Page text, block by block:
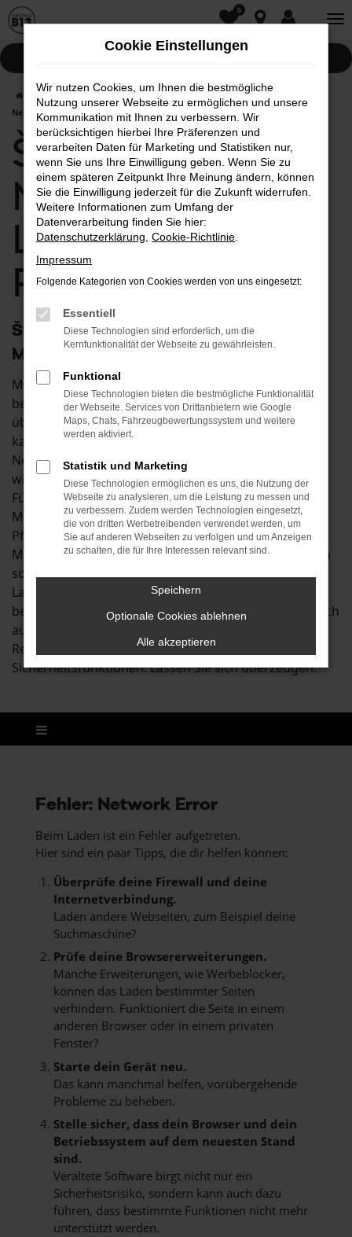
Zum
0
Pfaffenhofen
Neuwagen mit Lieferservice nach Pfaffenhofen
Škoda Kamiq
Neuwagen mit
Lieferservice nach
Pfaffenhofen
Škoda Kamiq Neuwagen: First Class
Mobilität in Pfaffenhofen
Mit einem Škoda Kamiq Neuwagen in Pfaffenhofen
befinden Sie sich in der ersten Liga der
überzeugenden Fahrzeuge. In seiner Klasse existiert
kaum ein anderes Modell, dass dem Škoda Kamiq
Neuwagen das Wasser reichen könnte. Untermauert
wird dies durch exzellente Testergebnisse und eine
Fülle an attraktiven Extras. Insbesondere die aktuelle
Modellgeneration scheint wie geschaffen für
Pfaffenhofen und Umgebung. Dank effizienter
Motoren beherrschen Sie im Škoda Kamiq Neuwagen
sowohl den Stadtverkehr als auch Fahrten auf der
Landstraße und profitieren zudem vom üppig
bemessenen Stauraum. Des Weiteren erfreuen Sie sich
auf Fahrten rund um Pfaffenhofen an einer ganzen
Reihe von Extras, Assistenzsystemen und
Sicherheitsfunktionen. Lassen Sie sich überzeugen.
Fehler: Network Error
Beim Laden ist ein Fehler aufgetreten.
Hier sind ein paar Tipps, die dir helfen können:
Überprüfe deine Firewall und deine
Internetverbindung.
Laden andere Webseiten, zum Beispiel deine
Suchmaschine?
Prüfe deine Browsererweiterungen.
Manche Erweiterungen, wie Werbeblocker,
können das Laden bestimmter Seiten
verhindern. Funktioniert die Seite in einem
anderen Browser oder in einem privaten
Fenster?
Starte dein Gerät neu.
Das kann manchmal helfen, vorübergehende
Probleme zu beheben.
Stelle sicher, dass dein Browser und dein
Betriebssystem auf dem neuesten Stand
sind.
Veraltete Software birgt nicht nur ein
Sicherheitsrisiko, sondern kann auch dazu
führen, dass bestimmte Funktionen nicht mehr
unterstützt werden.
Cookie Einstellungen
Wir nutzen Cookies, um Ihnen die bestmögliche
Nutzung unserer Webseite zu ermöglichen und unsere
Kommunikation mit Ihnen zu verbessern. Wir
berücksichtigen hierbei Ihre Präferenzen und
verarbeiten Daten für Marketing und Statistiken nur,
wenn Sie uns Ihre Einwilligung geben. Wenn Sie zu
einem späteren Zeitpunkt Ihre Meinung ändern, können
Sie die Einwilligung jederzeit für die Zukunft widerrufen.
Weitere Informationen zum Umfang der
Datenverarbeitung finden Sie hier:
Datenschutzerklärung Cookie-Richtlinie
Impressum
Folgende Kategorien von Cookies werden von uns eingesetzt:
Essentiell
Diese Technologien sind erforderlich, um die
Kernfunktionalität der Webseite zu gewährleisten.
Funktional
Diese Technologien bieten die bestmögliche Funktionalität
der Webseite. Services von Drittanbietern wie Google
Maps, Chats, Fahrzeugbewertungssystem und weitere
werden aktiviert.
Statistik und Marketing
Diese Technologien ermöglichen es uns, die Nutzung der
Webseite zu analysieren, um die Leistung zu messen und
zu verbessern. Zudem werden Technologien eingesetzt,
die von dritten Werbetreibenden verwendet werden, um
Sie auf anderen Webseiten zu verfolgen und um Anzeigen
zu schalten, die für Ihre Interessen relevant sind.
Speichern
Optionale Cookies ablehnen
Alle akzeptieren